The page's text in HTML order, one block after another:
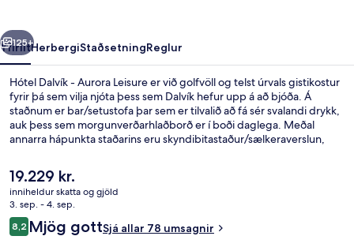
Næsta
125+
YfirlitHerbergiStaðsetningReglur
Hótel Dalvík - Aurora Leisure er við golfvöll og telst úrvals gistikostur
fyrir þá sem vilja njóta þess sem Dalvík hefur upp á að bjóða. Á
staðnum er bar/setustofa þar sem er tilvalið að fá sér svalandi drykk,
auk þess sem morgunverðarhlaðborð er í boði daglega. Meðal
annarra hápunkta staðarins eru skyndibitastaður/sælkeraverslun,
Núverandi
verð
er
19.229 kr.
19.229 kr.
inniheldur skatta og gjöld
3. sep. - 4. sep.
Umsagnir
8,28,2 af 10
Mjög gottSjá allar 78 umsagnir